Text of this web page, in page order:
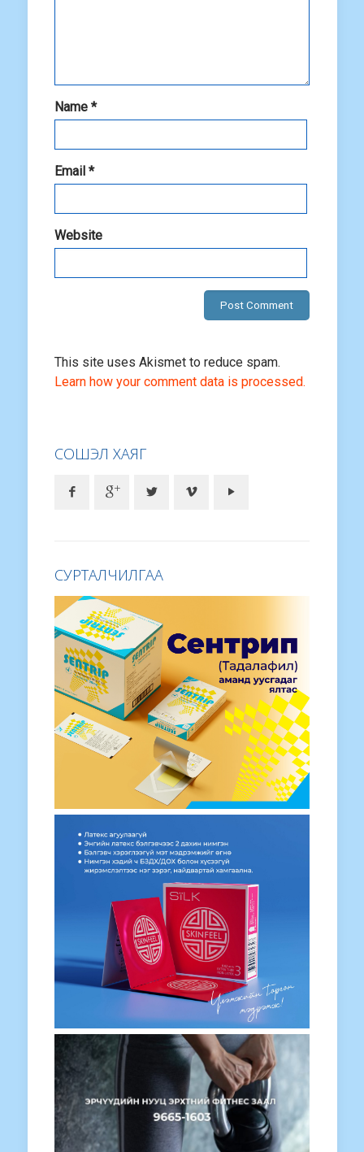
Name *
Email *
Website
This site uses Akismet to reduce spam.
Learn how your comment data is processed.
СОШЭЛ ХАЯГ
СУРТАЛЧИЛГАА